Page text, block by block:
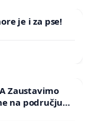
je i za pse!
Zaustavimo
na području